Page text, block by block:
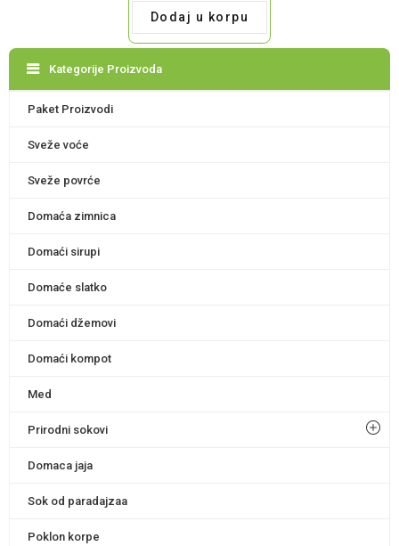
Dodaj u korpu
Kategorije Proizvoda
Paket Proizvodi
Sveže voće
Sveže povrće
Domaća zimnica
Domaći sirupi
Domaće slatko
Domaći džemovi
Domaći kompot
Med
Prirodni sokovi
Domaca jaja
Sok od paradajzaa
Poklon korpe